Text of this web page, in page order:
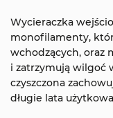
Wycieraczka
monofilamenty,
wchodzących, oraz
i zatrzymują wilgoć
czyszczona
długie lata